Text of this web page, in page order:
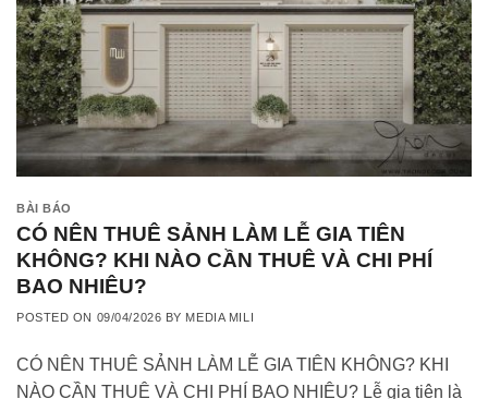
BÀI BÁO
CÓ NÊN THUÊ SẢNH LÀM LỄ GIA TIÊN
KHÔNG? KHI NÀO CẦN THUÊ VÀ CHI PHÍ
BAO NHIÊU?
POSTED ON 09/04/2026 BY MEDIA MILI
CÓ NÊN THUÊ SẢNH LÀM LỄ GIA TIÊN KHÔNG? KHI
NÀO CẦN THUÊ VÀ CHI PHÍ BAO NHIÊU? Lễ gia tiên là